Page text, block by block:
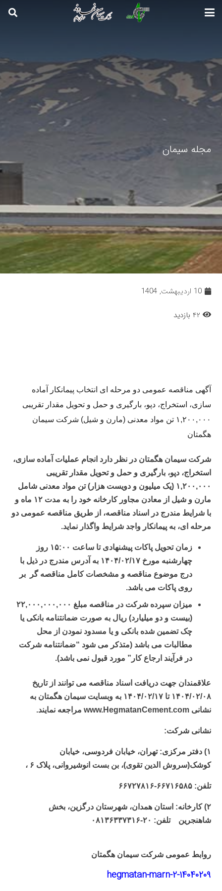
مجله سیمان
10 اردیبهشت, 1404
آگهی مناقصه عمومی دو مرحله ای انتخاب پیمانکار آماده
سازی، استخراج، دپو، بارگیری و حمل و تحویل مقدار تقریبی
۱,۲۰۰,۰۰۰ تن مواد معدنی (مارن و شیل) شرکت سیمان
هگمتان
شرکت سیمان هگمتان در نظر دارد انجام عملیات آماده سازی،
استخراج، دپو، بارگیری و حمل و تحویل مقدار تقریبی
۱,۲۰۰,۰۰۰ (یک میلیون و دویست هزار) تن مواد معدنی شامل
مارن و شیل از معادن مجاور کارخانه خود را به مدت ۱۲ ماه و
با شرایط مندرج در اسناد مناقصه، از طریق مناقصه عمومی دو
مرحله ای، به پیمانکار واجد شرایط واگذار نماید.
زمان تحویل پاکات پیشنهادی تا ساعت ۱۵:۰۰ روز
چهارشنبه مورخ ۱۴۰۴/۰۲/۱۷ به آدرس مندرج در ذیل با
درج موضوع مناقصه و مشخصات کامل مناقصه گر بر
روی پاکات می باشد.
میزان سپرده شرکت در مناقصه مبلغ ۲۲,۰۰۰,۰۰۰,۰۰۰
(بیست و دو میلیارد) ریال به صورت ضمانتنامه بانکی یا
چک تضمین شده بانکی و یا مسدود نمودن از محل
مطالبات می باشد (متذکر می شود “ضمانتنامه شرکت
در فرآیند ارجاع کار” مورد قبول نمی باشد).
علاقمندان جهت دریافت اسناد مناقصه می توانند از تاریخ
۱۴۰۴/۰۲/۰۸ تا ۱۴۰۴/۰۲/۱۷ به وبسایت سیمان هگمتان به
نشانیwww.HegmatanCement.com مراجعه نمایند.
نشانی شرکت:
۱)‌ دفتر مرکزی: تهران، خیابان فردوسی، خیابان
کوشک(سروش الدین تقوی)، بن بست انوشیروانی، پلاک ۶ ،‌
تلفن: ۶۶۷۱۶۵۸۵-۶۶۷۲۷۸۱۶
۲)‌ کارخانه: استان همدان، شهرستان درگزین، بخش
شاهنجرین تلفن: ۲۰-۰۸۱۳۶۳۳۷۳۱۶
روابط عمومی شرکت سیمان هگمتان
14040209-hegmatan-marn-2